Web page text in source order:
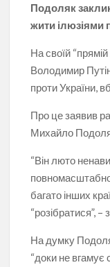
Подоляк
жити ілюзіями
На своїй “прямій
Володимир Путін
проти України,
Про це заявив
Михайло
“Він люто
багато інших
“розібратися”,
На думку
“доки не вгамує